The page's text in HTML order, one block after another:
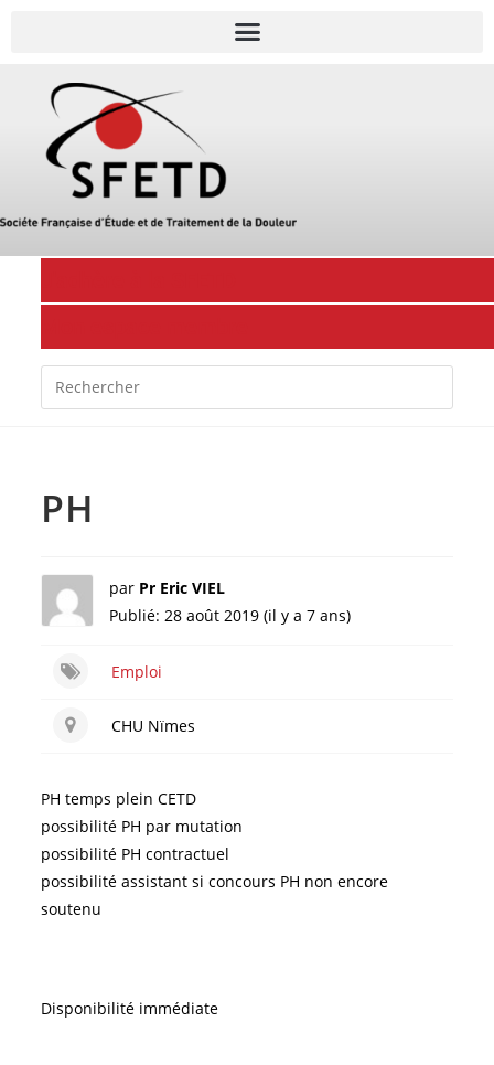
PH
par Pr Eric VIEL
Publié: 28 août 2019 (il y a 7 ans)
Emploi
CHU Nïmes
PH temps plein CETD
possibilité PH par mutation
possibilité PH contractuel
possibilité assistant si concours PH non encore
soutenu
Disponibilité immédiate